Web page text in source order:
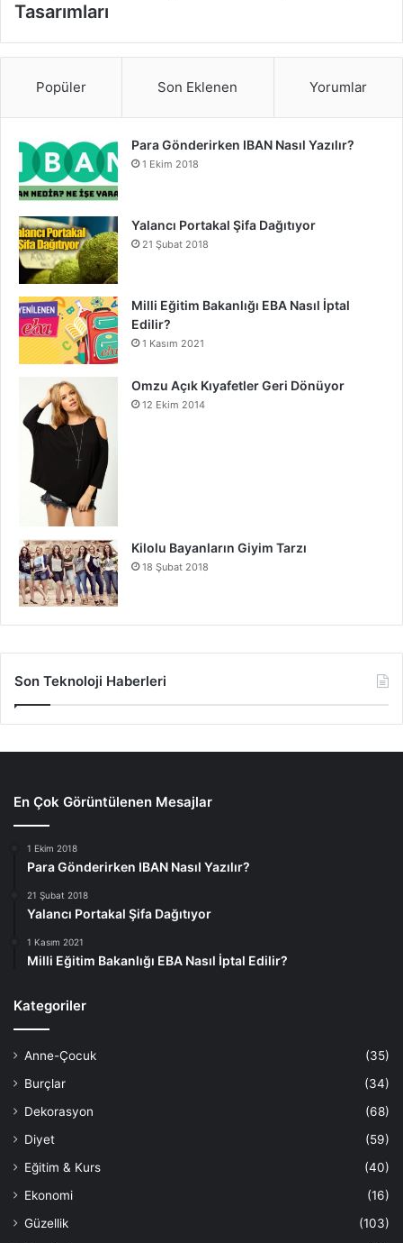
Tasarımları
Popüler Son Eklenen Yorumlar
Para Gönderirken IBAN Nasıl Yazılır?
1 Ekim 2018
Yalancı Portakal Şifa Dağıtıyor
21 Şubat 2018
Milli Eğitim Bakanlığı EBA Nasıl İptal
Edilir?
1 Kasım 2021
Omzu Açık Kıyafetler Geri Dönüyor
12 Ekim 2014
Kilolu Bayanların Giyim Tarzı
18 Şubat 2018
Son Teknoloji Haberleri
En Çok Görüntülenen Mesajlar
1 Ekim 2018
Para Gönderirken IBAN Nasıl Yazılır?
21 Şubat 2018
Yalancı Portakal Şifa Dağıtıyor
1 Kasım 2021
Milli Eğitim Bakanlığı EBA Nasıl İptal Edilir?
Kategoriler
Anne-Çocuk
(35)
Burçlar
(34)
Dekorasyon
(68)
Diyet
(59)
Eğitim & Kurs
(40)
Ekonomi
(16)
Güzellik
(103)